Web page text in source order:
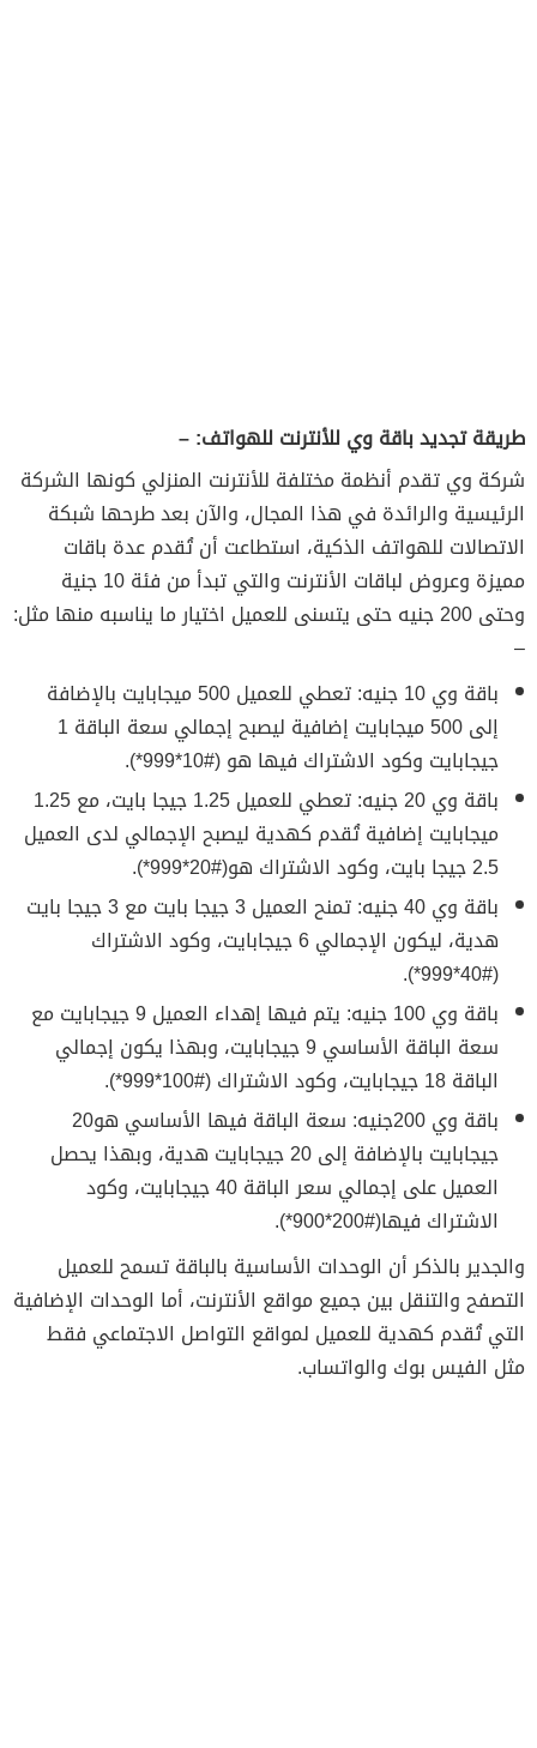
طريقة تجديد باقة وي للأنترنت للهواتف: –
شركة وي تقدم أنظمة مختلفة للأنترنت المنزلي كونها الشركة
الرئيسية والرائدة في هذا المجال، والآن بعد طرحها شبكة
الاتصالات للهواتف الذكية، استطاعت أن تُقدم عدة باقات
مميزة وعروض لباقات الأنترنت والتي تبدأ من فئة 10 جنية
وحتى 200 جنيه حتى يتسنى للعميل اختيار ما يناسبه منها مثل:
–
باقة وي 10 جنيه: تعطي للعميل 500 ميجابايت بالإضافة
إلى 500 ميجابايت إضافية ليصبح إجمالي سعة الباقة 1
جيجابايت وكود الاشتراك فيها هو (#10*999*).
باقة وي 20 جنيه: تعطي للعميل 1.25 جيجا بايت، مع 1.25
ميجابايت إضافية تُقدم كهدية ليصبح الإجمالي لدى العميل
2.5 جيجا بايت، وكود الاشتراك هو(#20*999*).
باقة وي 40 جنيه: تمنح العميل 3 جيجا بايت مع 3 جيجا بايت
هدية، ليكون الإجمالي 6 جيجابايت، وكود الاشتراك
(#40*999*).
باقة وي 100 جنيه: يتم فيها إهداء العميل 9 جيجابايت مع
سعة الباقة الأساسي 9 جيجابايت، وبهذا يكون إجمالي
الباقة 18 جيجابايت، وكود الاشتراك (#100*999*).
باقة وي 200جنيه: سعة الباقة فيها الأساسي هو20
جيجابايت بالإضافة إلى 20 جيجابايت هدية، وبهذا يحصل
العميل على إجمالي سعر الباقة 40 جيجابايت، وكود
الاشتراك فيها(#200*900*).
والجدير بالذكر أن الوحدات الأساسية بالباقة تسمح للعميل
التصفح والتنقل بين جميع مواقع الأنترنت، أما الوحدات الإضافية
التي تُقدم كهدية للعميل لمواقع التواصل الاجتماعي فقط
مثل الفيس بوك والواتساب.